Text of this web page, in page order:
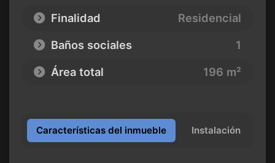
Finalidad
Residencial
Baños sociales
1
Área total
196 m²
Características del inmueble Instalación